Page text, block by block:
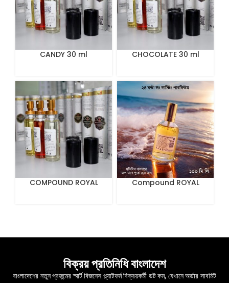
CANDY 30 ml CHOCOLATE 30 ml
COMPOUND ROYAL
Compound ROYAL
বিক্রয় প্রতিনিধি বাংলাদেশ
বাংলাদেশের নতুন প্রজন্মের স্মার্ট বিজনেস প্ল্যাটফর্ম বিক্রয়কর্মী ডট কম, যেখানে অর্ডার সাবমিট